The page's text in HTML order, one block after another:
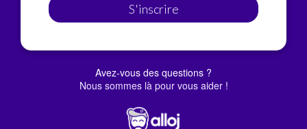
S'inscrire
Avez-vous des questions ?
Nous sommes là pour vous aider !